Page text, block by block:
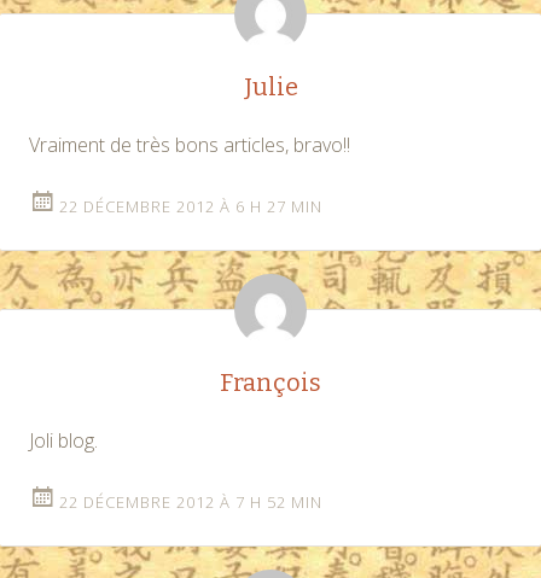
Julie
Vraiment de très bons articles, bravo!!
22 DÉCEMBRE 2012 À 6 H 27 MIN
François
Joli blog.
22 DÉCEMBRE 2012 À 7 H 52 MIN